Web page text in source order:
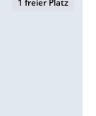
1 freier Platz